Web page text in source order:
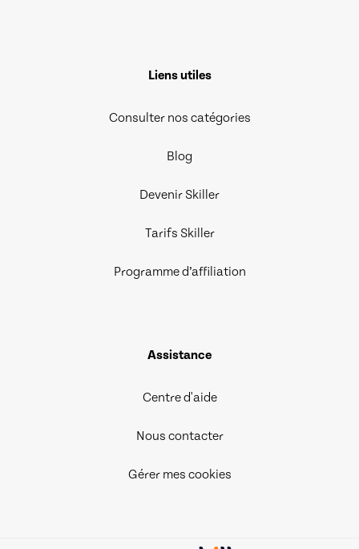
Liens utiles
Consulter nos catégories
Blog
Devenir Skiller
Tarifs Skiller
Programme d’affiliation
Assistance
Centre d'aide
Nous contacter
Gérer mes cookies